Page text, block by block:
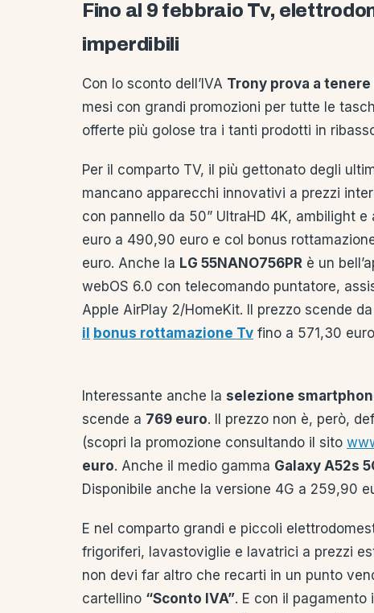
Fino al 9 febbraio Tv,
imperdibili
Con lo sconto dell’IVA Trony prova a
mesi con grandi promozioni per tutte le
offerte più golose tra i tanti prodotti in
Per il comparto TV, il più gettonato degli
mancano apparecchi innovativi a prezzi
con pannello da 50” UltraHD 4K, ambilight
euro a 490,90 euro e col bonus
euro. Anche la LG 55NANO756PR è un
webOS 6.0 con telecomando puntatore,
Apple AirPlay 2/HomeKit. Il prezzo scende
il
bonus rottamazione Tv fino a 571,30
Interessante anche la selezione
scende a 769 euro. Il prezzo non è, però,
(scopri la promozione consultando il sito
euro. Anche il medio gamma Galaxy A52s
Disponibile anche la versione 4G a 259,90
E nel comparto grandi e piccoli
frigoriferi, lavastoviglie e lavatrici a prezzi
non devi far altro che recarti in un punto
cartellino “Sconto IVA”. E con il